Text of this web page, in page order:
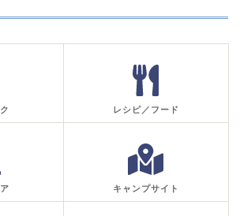
レシピ／フード
キャンプサイト